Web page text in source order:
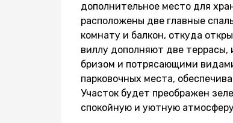
дополнительное место для
расположены две главные
комнату и балкон, откуда
виллу дополняют две
бризом и потрясающими
парковочных места,
Участок будет преображен
спокойную и уютную